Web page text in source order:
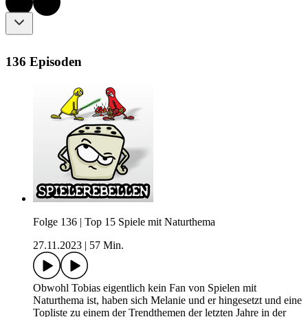
136 Episoden
Folge 136 | Top 15 Spiele mit Naturthema
27.11.2023
57 Min.
Obwohl Tobias eigentlich kein Fan von Spielen mit
Naturthema ist, haben sich Melanie und er hingesetzt und eine
Topliste zu einem der Trendthemen der letzten Jahre in der